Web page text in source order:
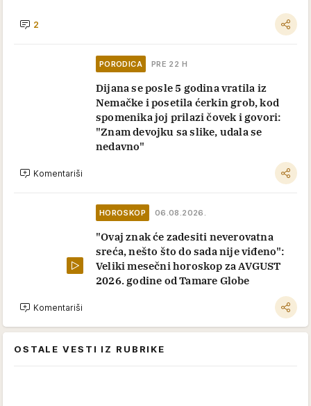
2
PORODICA PRE 22 H
Dijana se posle 5 godina vratila iz
Nemačke i posetila ćerkin grob, kod
spomenika joj prilazi čovek i govori:
"Znam devojku sa slike, udala se
nedavno"
Komentariši
HOROSKOP 06.08.2026.
"Ovaj znak će zadesiti neverovatna
sreća, nešto što do sada nije viđeno":
Veliki mesečni horoskop za AVGUST
2026. godine od Tamare Globe
Komentariši
OSTALE VESTI IZ RUBRIKE